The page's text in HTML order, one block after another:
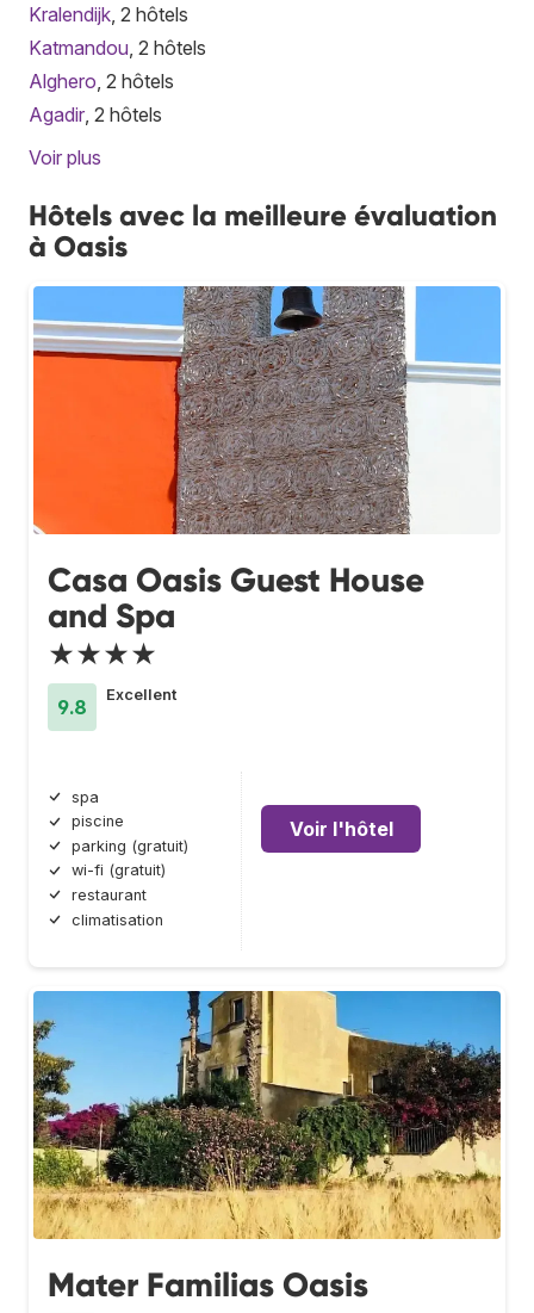
Kralendijk , 2 hôtels
Katmandou , 2 hôtels
Alghero , 2 hôtels
Agadir , 2 hôtels
Voir plus
Hôtels avec la meilleure évaluation
à Oasis
Casa Oasis Guest House
and Spa
★★★★
9.8
Excellent
spa
piscine
parking (gratuit)
wi-fi (gratuit)
restaurant
climatisation
Voir l'hôtel
Mater Familias Oasis